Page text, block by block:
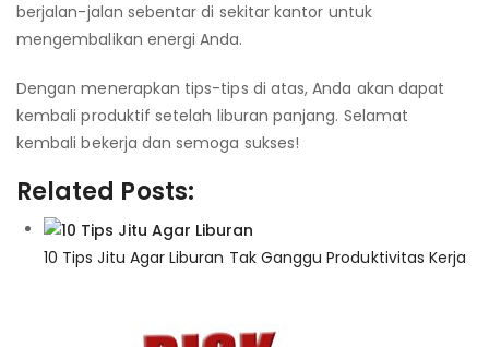
berjalan-jalan sebentar di sekitar kantor untuk
mengembalikan energi Anda.
Dengan menerapkan tips-tips di atas, Anda akan dapat
kembali produktif setelah liburan panjang. Selamat
kembali bekerja dan semoga sukses!
Related Posts:
10 Tips Jitu Agar Liburan Tak Ganggu Produktivitas Kerja